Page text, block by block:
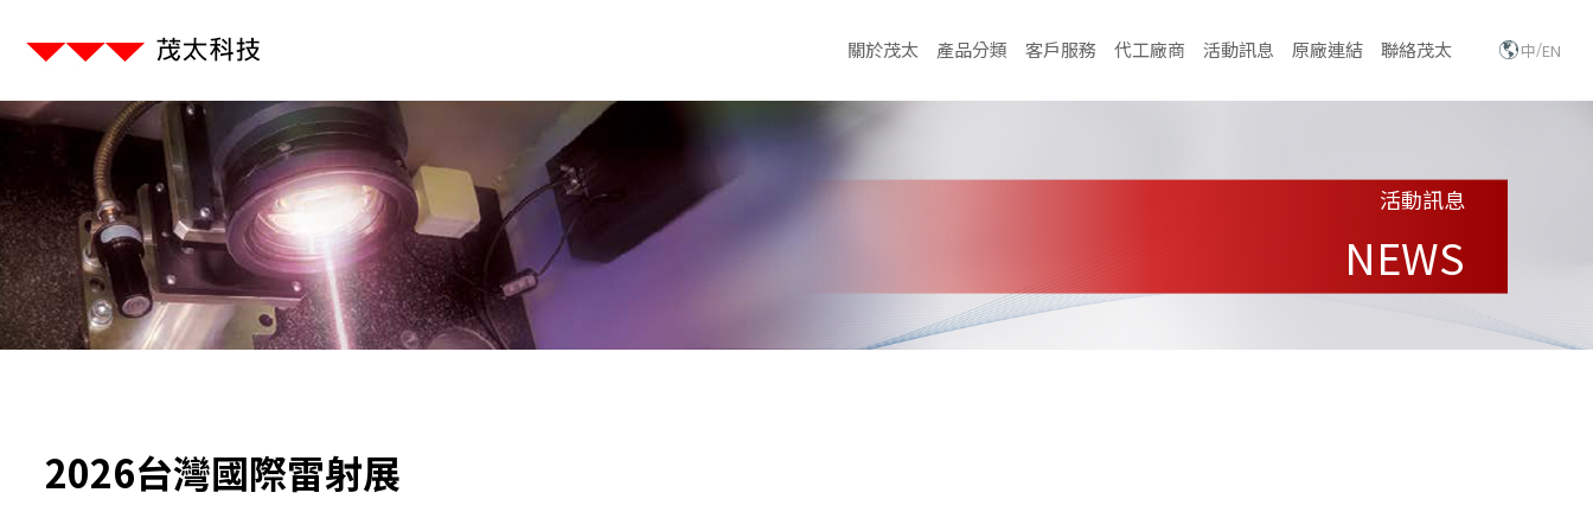
關於茂太 產品分類 客戶服務 代工廠商 活動訊息 原廠連結 聯絡茂太 中/EN
活動訊息
NEWS
2026台灣國際雷射展